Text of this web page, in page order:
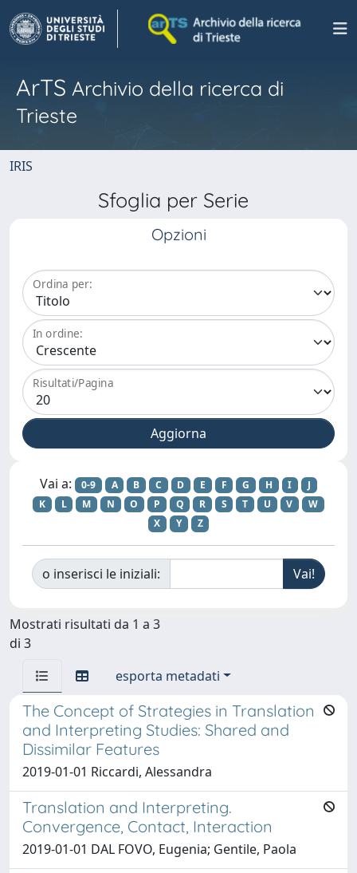
ArTS Archivio della ricerca di
Trieste
IRIS
Sfoglia per Serie
Opzioni
Ordina per:
In ordine:
Risultati/Pagina
Vai a: 0-9 A B C D E F G H I
J
K
L M N O P Q R S T U V
W
X
Y Z
o inserisci le iniziali:
Mostrati risultati da 1 a 3
di 3
esporta metadati
The Concept of Strategies in Translation
and Interpreting Studies: Shared and
Dissimilar Features
2019-01-01 Riccardi, Alessandra
Translation and Interpreting.
Convergence, Contact, Interaction
2019-01-01 DAL FOVO, Eugenia; Gentile, Paola